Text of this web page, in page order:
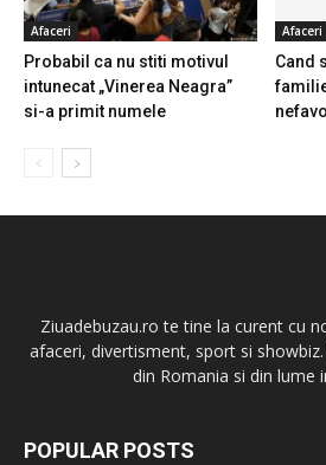
Afaceri
Probabil ca nu stiti motivul
intunecat „Vinerea Neagra”
si-a primit numele
Afaceri
Cand
Ziuadebuzau.ro te tine la curent cu
afaceri, divertisment, sport si
din Romania si din lume
POPULAR POSTS